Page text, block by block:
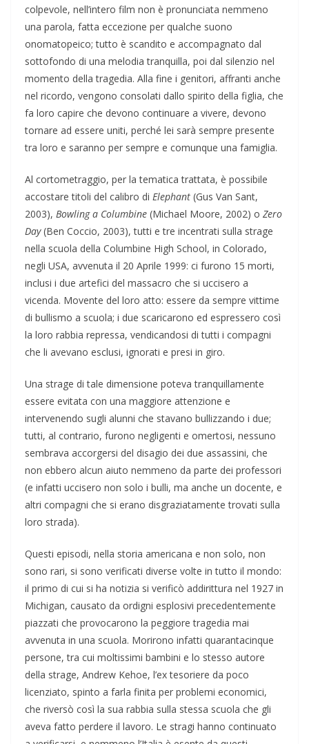
colpevole, nell’intero film non è pronunciata nemmeno
una parola, fatta eccezione per qualche suono
onomatopeico; tutto è scandito e accompagnato dal
sottofondo di una melodia tranquilla, poi dal silenzio nel
momento della tragedia. Alla fine i genitori, affranti anche
nel ricordo, vengono consolati dallo spirito della figlia, che
fa loro capire che devono continuare a vivere, devono
tornare ad essere uniti, perché lei sarà sempre presente
tra loro e saranno per sempre e comunque una famiglia.
Al cortometraggio, per la tematica trattata, è possibile
accostare titoli del calibro di Elephant (Gus Van Sant,
2003), Bowling a Columbine (Michael Moore, 2002) o Zero
Day(Ben Coccio, 2003), tutti e tre incentrati sulla strage
nella scuola della Columbine High School, in Colorado,
negli USA, avvenuta il 20 Aprile 1999: ci furono 15 morti,
inclusi i due artefici del massacro che si uccisero a
vicenda. Movente del loro atto: essere da sempre vittime
di bullismo a scuola; i due scaricarono ed espressero così
la loro rabbia repressa, vendicandosi di tutti i compagni
che li avevano esclusi, ignorati e presi in giro.
Una strage di tale dimensione poteva tranquillamente
essere evitata con una maggiore attenzione e
intervenendo sugli alunni che stavano bullizzando i due;
tutti, al contrario, furono negligenti e omertosi, nessuno
sembrava accorgersi del disagio dei due assassini, che
non ebbero alcun aiuto nemmeno da parte dei professori
(e infatti uccisero non solo i bulli, ma anche un docente, e
altri compagni che si erano disgraziatamente trovati sulla
loro strada).
Questi episodi, nella storia americana e non solo, non
sono rari, si sono verificati diverse volte in tutto il mondo:
il primo di cui si ha notizia si verificò addirittura nel 1927 in
Michigan, causato da ordigni esplosivi precedentemente
piazzati che provocarono la peggiore tragedia mai
avvenuta in una scuola. Morirono infatti quarantacinque
persone, tra cui moltissimi bambini e lo stesso autore
della strage, Andrew Kehoe, l’ex tesoriere da poco
licenziato, spinto a farla finita per problemi economici,
che riversò così la sua rabbia sulla stessa scuola che gli
aveva fatto perdere il lavoro. Le stragi hanno continuato